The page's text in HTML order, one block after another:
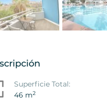
Superficie Total:
46 m2
Playa
Arona